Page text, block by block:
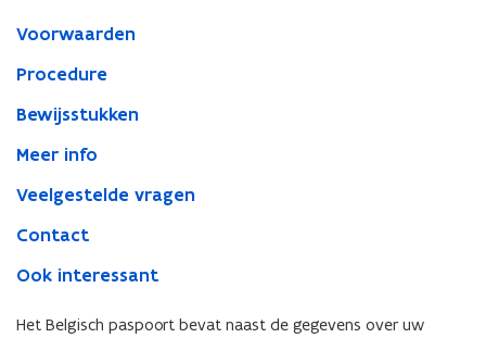
Voorwaarden
Procedure
Bewijsstukken
Meer info
Veelgestelde vragen
Contact
Ook interessant
Het Belgisch paspoort bevat naast de gegevens over uw